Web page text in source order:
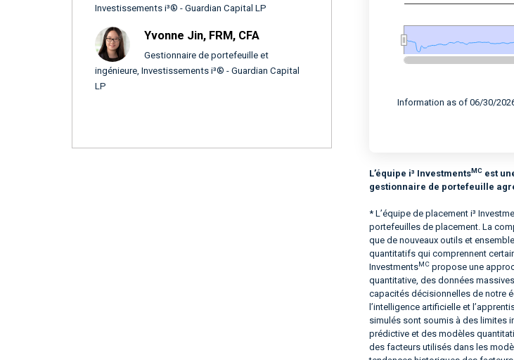
Investissements i³® - Guardian Capital LP
Yvonne Jin, FRM, CFA
Gestionnaire de portefeuille et
ingénieure, Investissements i³® - Guardian Capital
LP
Information as of 06/30/
L’équipe i³ InvestmentsMC est
gestionnaire de portefeuille
* L’équipe de placement i³
portefeuilles de placement. La
que de nouveaux outils et
quantitatifs qui comprennent
InvestmentsMC propose une
quantitative, des données
capacités décisionnelles de notre
l’intelligence artificielle et
simulés sont soumis à des limites
prédictive et des modèles
des facteurs utilisés dans les